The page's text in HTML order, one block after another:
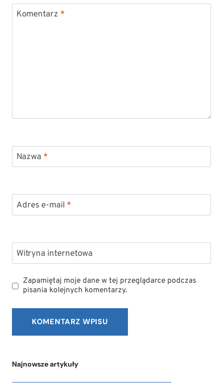
Komentarz *
Nazwa *
Adres e-mail *
Witryna internetowa
Zapamiętaj moje dane w tej przeglądarce podczas
pisania kolejnych komentarzy.
Najnowsze artykuły